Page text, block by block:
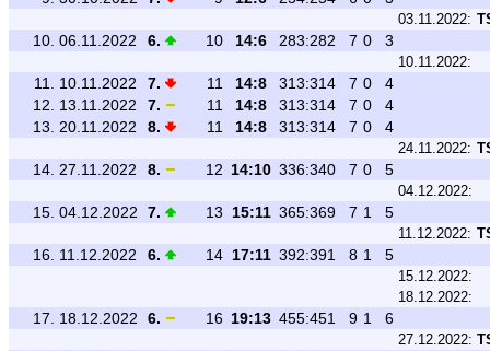
03.11.2022:
10. 06.11.2022 6. 10 14:6 283:282 7 0 3
10.11.2022:
11. 10.11.2022 7. 11 14:8 313:314 7 0
4
12.
13.11.2022 7. 11 14:8 313:314 7 0
4
13.
20.11.2022 8. 11 14:8 313:314 7 0 4
24.11.2022:
14. 27.11.2022 8. 12 14:10 336:340 7 0 5
04.12.2022:
15. 04.12.2022 7. 13 15:11 365:369 7 1 5
11.12.2022:
16. 11.12.2022 6. 14 17:11 392:391 8 1 5
15.12.2022:
18.12.2022:
17. 18.12.2022 6. 16 19:13 455:451 9 1 6
27.12.2022: